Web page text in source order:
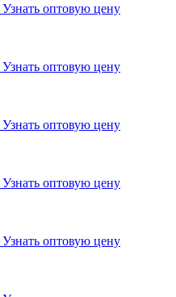
Узнать оптовую цену
Узнать оптовую цену
Узнать оптовую цену
Узнать оптовую цену
Узнать оптовую цену